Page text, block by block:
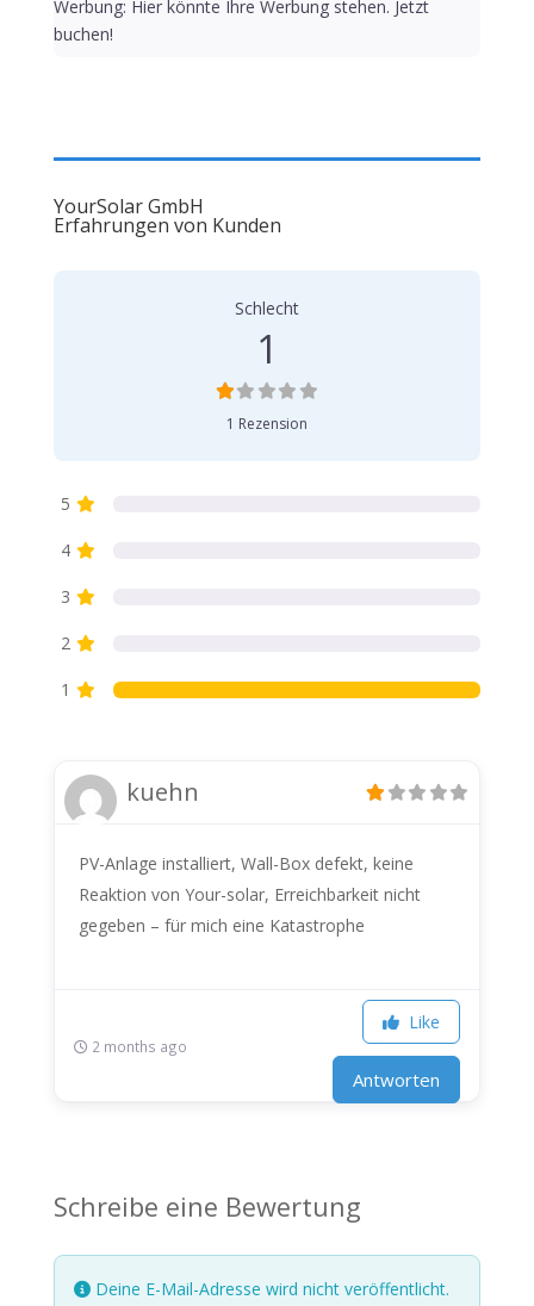
Werbung: Hier könnte Ihre Werbung stehen. Jetzt
buchen!
YourSolar GmbH
Erfahrungen von Kunden
Schlecht
1
1 Rezension
5
4
3
2
1
kuehn
PV-Anlage installiert, Wall-Box defekt, keine
Reaktion von Your-solar, Erreichbarkeit nicht
gegeben – für mich eine Katastrophe
2 months ago
Like
Antworten
Schreibe eine Bewertung
Deine E-Mail-Adresse wird nicht veröffentlicht.